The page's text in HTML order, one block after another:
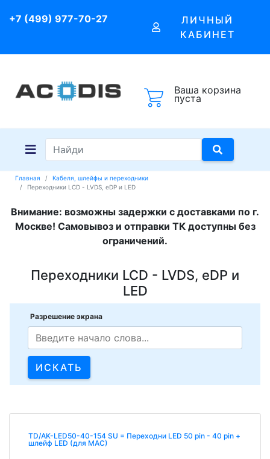
+7 (499) 977-70-27
ЛИЧНЫЙ
КАБИНЕТ
Ваша корзина
пуста
Главная
Кабеля, шлейфы и переходники
Переходники LCD - LVDS, eDP и LED
Внимание: возможны задержки с доставками по г.
Москве! Самовывоз и отправки ТК доступны без
ограничений.
Переходники LCD - LVDS, eDP и
LED
Разрешение экрана
TD/AK-LED50-40-154 SU = Переходни LED 50 pin - 40 pin +
шлейф LED (для MAC)